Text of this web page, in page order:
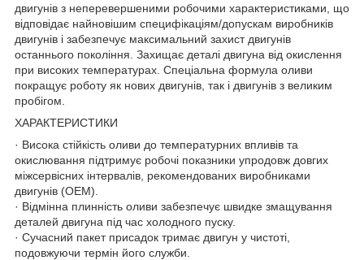
двигунів з неперевершеними робочими характеристиками, що
відповідає найновішим специфікаціям/допускам виробників
двигунів і забезпечує максимальний захист двигунів
останнього покоління. Захищає деталі двигуна від окислення
при високих температурах. Спеціальна формула оливи
покращує роботу як нових двигунів, так і двигунів з великим
пробігом.
ХАРАКТЕРИСТИКИ
· Висока стійкість оливи до температурних впливів та
окислювання підтримує робочі показники упродовж довгих
міжсервісних інтервалів, рекомендованих виробниками
двигунів (OEM).
· Відмінна плинність оливи забезпечує швидке змащування
деталей двигуна під час холодного пуску.
· Сучасний пакет присадок тримає двигун у чистоті,
подовжуючи термін його служби.